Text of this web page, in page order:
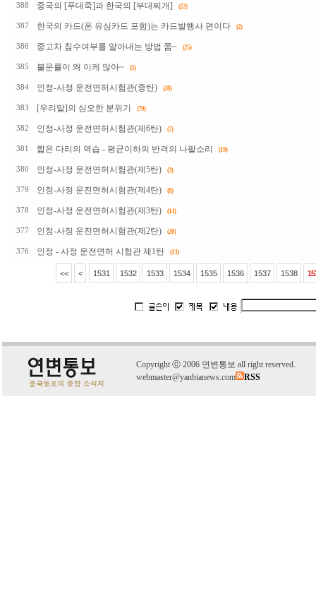
388 중국의 [푸대죽]과 한국의 [부대찌개] (22)
387 한국의 카드(폰 유심카드 포함)는 카드발행사 편이다 (2)
386 중고차 침수여부를 알아내는 방법 쫌~ (25)
385 불문률이 왜 이케 많아~ (5)
384 인정-사정 운전면허시험관(종탄) (28)
383 [우리말]의 심오한 분위기 (79)
382 인정-사정 운전면허시험관(제6탄) (7)
381 짧은 다리의 역습 - 평균이하의 반격의 나팔소리 (19)
380 인정-사정 운전면허시험관(제5탄) (3)
379 인정-사정 운전면허시험관(제4탄) (8)
378 인정-사정 운전면허시험관(제3탄) (14)
377 인정-사정 운전면허시험관(제2탄) (20)
376 인정 - 사정 운전면허 시험관 제1탄 (13)
<< < 1531 1532 1533 1534 1535 1536 1537 1538
Copyright ⓒ 2006 연변통보 all right reserved.
webmaster@yanbianews.com
RSS